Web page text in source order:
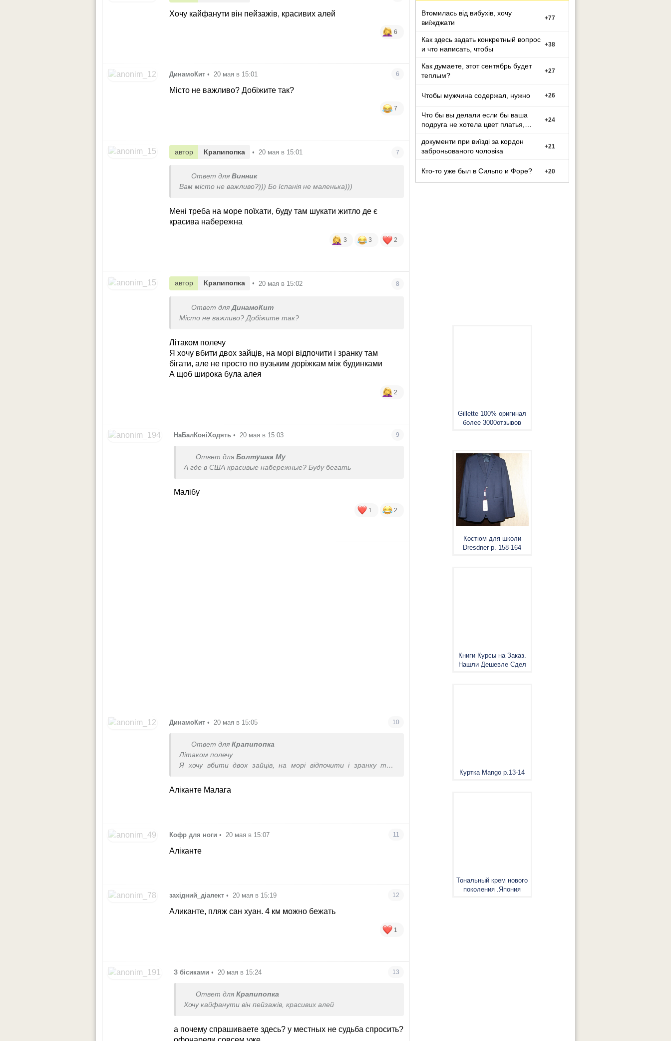
Хочу кайфанути він пейзажів, красивих алей
6
ДинамоКит • 20 мая в 15:01 6
Місто не важливо? Добіжите так?
7
автор Крапипопка • 20 мая в 15:01 7
Ответ для Винник
Вам місто не важливо?))) Бо Іспанія не маленька)))
Мені треба на море поїхати, буду там шукати житло де є
красива набережна
3 3 2
автор Крапипопка • 20 мая в 15:02 8
Ответ для ДинамоКит
Місто не важливо? Добіжите так?
Літаком полечу
Я хочу вбити двох зайців, на морі відпочити і зранку там
бігати, але не просто по вузьким доріжкам між будинками
А щоб широка була алея
2
НаБалКоніХодять • 20 мая в 15:03 9
Ответ для Болтушка Му
А где в США красивые набережные? Буду бегать
Малібу
1 2
ДинамоКит • 20 мая в 15:05 10
Ответ для Крапипопка
Літаком полечу
Я хочу вбити двох зайців, на морі відпочити і зранку там
А щоб широка була алея
Аліканте Малага
Кофр для ноги • 20 мая в 15:07 11
Аліканте
західний_діалект • 20 мая в 15:19 12
Аликанте, пляж сан хуан. 4 км можно бежать
1
З бісиками • 20 мая в 15:24 13
Ответ для Крапипопка
Хочу кайфанути він пейзажів, красивих алей
а почему спрашиваете здесь? у местных не судьба спросить?
Втомилась від вибухів, хочу
виїжджати
+77
Как здесь задать конкретный вопрос
и что написать, чтобы
+38
Как думаете, этот сентябрь будет
теплым?
+27
Чтобы мужчина содержал, нужно +26
Что бы вы делали если бы ваша
подруга не хотела цвет платья,
+24
документи при виїзді за кордон
заброньованого чоловіка
+21
Кто-то уже был в Сильпо и Форе? +20
Gillette 100% оригинал
более 3000отзывов
Костюм для школи
Dresdner р. 158-164
Книги Курсы на Заказ.
Нашли Дешевле Сдел
Куртка Mango р.13-14
Тональный крем нового
поколения .Япония